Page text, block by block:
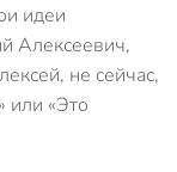
идеи
Алексеевич,
не сейчас,
или «Это